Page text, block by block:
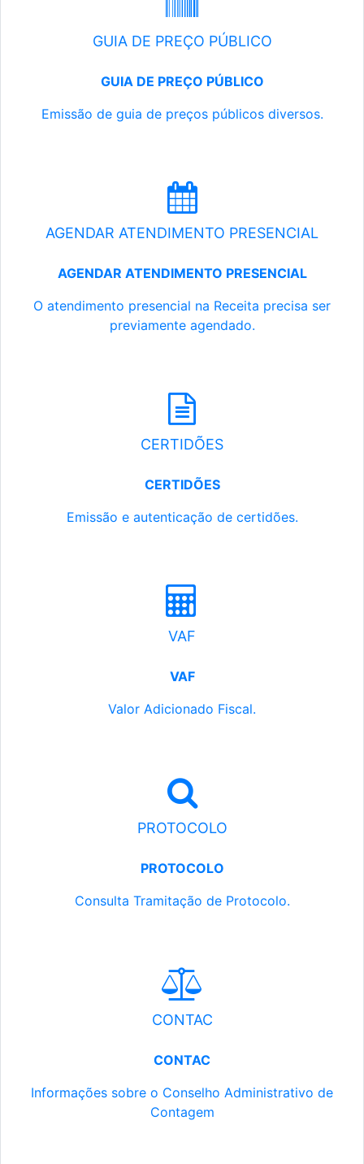
GUIA DE PREÇO PÚBLICO
GUIA DE PREÇO PÚBLICO
Emissão de guia de preços públicos diversos.
AGENDAR ATENDIMENTO PRESENCIAL
AGENDAR ATENDIMENTO PRESENCIAL
O atendimento presencial na Receita precisa ser
previamente agendado.
CERTIDÕES
CERTIDÕES
Emissão e autenticação de certidões.
VAF
VAF
Valor Adicionado Fiscal.
PROTOCOLO
PROTOCOLO
Consulta Tramitação de Protocolo.
CONTAC
CONTAC
Informações sobre o Conselho Administrativo de
Contagem